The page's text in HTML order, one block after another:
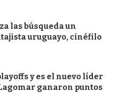
las búsqueda un
uruguayo, cinéfilo
y es el nuevo líder
ganaron puntos